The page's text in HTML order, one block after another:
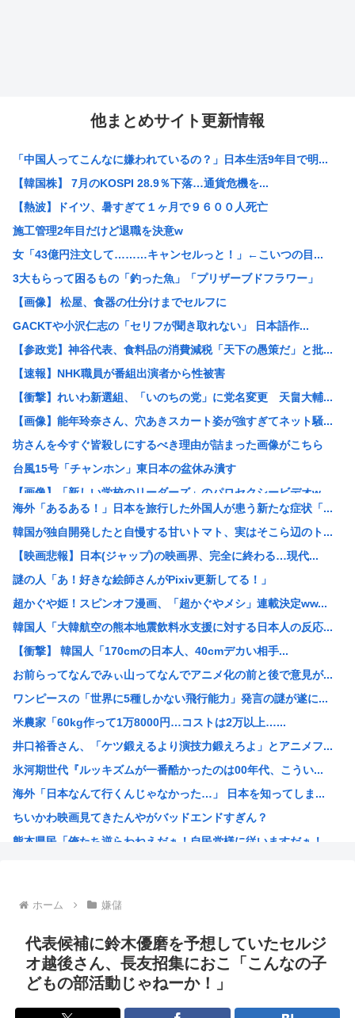
他まとめサイト更新情報
「中国人ってこんなに嫌われているの？」日本生活9年目で明...
【韓国株】 7月のKOSPI 28.9％下落…通貨危機を...
【熱波】ドイツ、暑すぎて１ヶ月で９６００人死亡
施工管理2年目だけど退職を決意w
女「43億円注文して………キャンセルっと！」←こいつの目...
3大もらって困るもの「釣った魚」「プリザーブドフラワー」
【画像】 松屋、食器の仕分けまでセルフに
GACKTや小沢仁志の「セリフが聞き取れない」 日本語作...
【参政党】神谷代表、食料品の消費減税「天下の愚策だ」と批...
【速報】NHK職員が番組出演者から性被害
【衝撃】れいわ新選組、「いのちの党」に党名変更 天畠大輔...
【画像】能年玲奈さん、穴あきスカート姿が強すぎてネット騒...
坊さんを今すぐ皆殺しにするべき理由が詰まった画像がこちら
台風15号「チャンホン」東日本の盆休み潰す
【画像】「新しい学校のリーダーズ」のパロセクシービデオw...
【困惑】株資産7億円あるのに交通も食事も服も全部優待・・...
【画像】高市早苗さん、殺されることに怯え始めるwww
【困惑】資産7億円あるのに、移動も食事も服も株主優待生活
【画像】高市早苗、殺されることに怯え始める
【画像】飛行機の隣の客に手コキされたイケメンwww
券売機でチンタラしてる鈍感日本人、ガチで増える。197c...
【衝撃】50代女性、京大病院で脳腫瘍手術→“腫瘍の無い部...
【画像】ディズニーのおいなり巻（600円）、流石にアレす...
小学生の時、廊下を走ったときの危険性と利点について統計を...
古いパソコンのUSBに挿すだけで復活&高速化するマジック...
中国、止められないEV製造 売れず在庫山積み「売れたこと...
危険物乙4さん合格率30%の難関試験になる
氷河期世代『ルッキズムが一番酷かったのは00年代、こうい...
女子中学生をカッターナイフで脅し性的暴行か 56歳男を逮...
海外「あるある！」日本を旅行した外国人が患う新たな症状「...
韓国が独自開発したと自慢する甘いトマト、実はそこら辺のト...
【映画悲報】日本(ジャップ)の映画界、完全に終わる…現代...
謎の人「あ！好きな絵師さんがPixiv更新してる！」
超かぐや姫！スピンオフ漫画、「超かぐやメシ」連載決定ww...
韓国人「大韓航空の熊本地震飲料水支援に対する日本人の反応...
【衝撃】 韓国人「170cmの日本人、40cmデカい相手...
お前らってなんでみぃ山ってなんでアニメ化の前と後で意見が...
ワンピースの「世界に5種しかない飛行能力」発言の謎が遂に...
米農家「60kg作って1万8000円…コストは2万以上…...
井口裕香さん、「ケツ鍛えるより演技力鍛えろよ」とアニメフ...
氷河期世代『ルッキズムが一番酷かったのは00年代、こうい...
海外「日本なんて行くんじゃなかった…」 日本を知ってしま...
ちいかわ映画見てきたんやがバッドエンドすぎん？
熊本県民「俺たち逆らわねえだぁ！自民党様に従いますだぁ！...
韓国人「悲報：FIFA会長にさえ2002年W杯で韓国が審...
韓国人「日本のサッカー協会も性接待やってるんじゃないです...
小泉進次郎「北朝鮮に厳重に抗議し、強く非難した」
今期アニメ、無職さよララ乙女怪獣ヤニねこ鉄ジャン天幕きみ...
日本さん食料自給率が過去最低に 25年度37% 主要先進...
ホーム 嫌儲
代表候補に鈴木優磨を予想していたセルジ
オ越後さん、長友招集におこ「こんなの子
どもの部活動じゃねーか！」